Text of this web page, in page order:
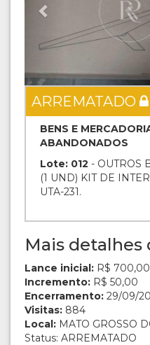
ARREMATADO
BENS E
ABANDONADOS
Lote: 012 - OUTROS
(1 UND) KIT DE
UTA-231.
Mais detalhes
Lance inicial: R$ 700,00
Incremento: R$ 50,00
Encerramento: 29/09/
Visitas: 884
Local: MATO GROSSO
Status: ARREMATADO